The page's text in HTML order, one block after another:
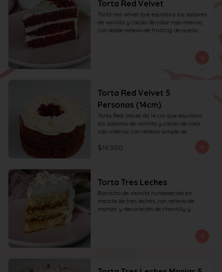
Torta Red Velvet
Torta red velvet que equilibra los sabores
de vainilla y cacao de color rojo intenso,
con doble relleno de frosting de queso
Torta Red Velvet 5
Personas (14cm)
Torta Red Velvet de 14 cm que equilibra
los sabores de vainilla y cacao de color
rojo intenso, con relleno simple de
solo en la parte superior. Recomendada
$16.500
Torta Tres Leches
Bizcocho de vainilla humedecido en
mezcla de tres leches, con relleno de
manjar y decoración de chantilly y